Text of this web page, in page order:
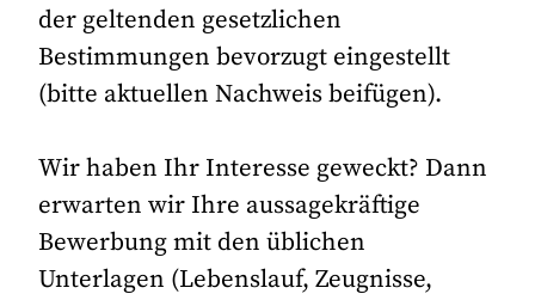
der geltenden gesetzlichen
Bestimmungen bevorzugt eingestellt
(bitte aktuellen Nachweis beifügen).
Wir haben Ihr Interesse geweckt? Dann
erwarten wir Ihre aussagekräftige
Bewerbung mit den üblichen
Unterlagen (Lebenslauf, Zeugnisse,